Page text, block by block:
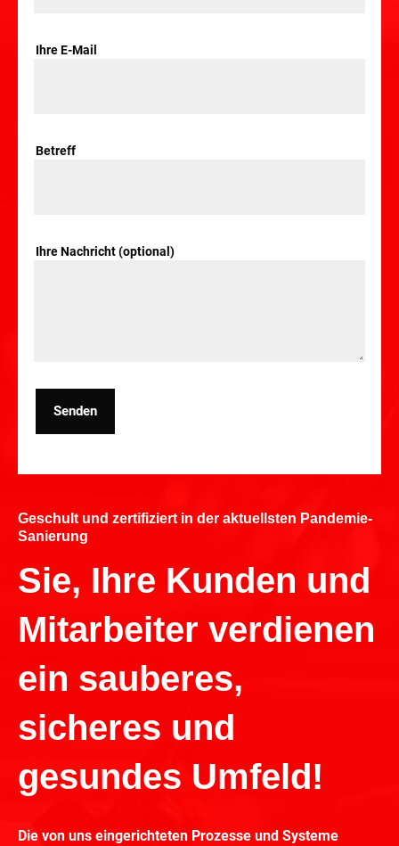
Ihre E-Mail
Betreff
Ihre Nachricht (optional)
Senden
Geschult und zertifiziert in der aktuellsten Pandemie-
Sanierung
Sie, Ihre Kunden und
Mitarbeiter verdienen
ein sauberes,
sicheres und
gesundes Umfeld!
Die von uns eingerichteten Prozesse und Systeme